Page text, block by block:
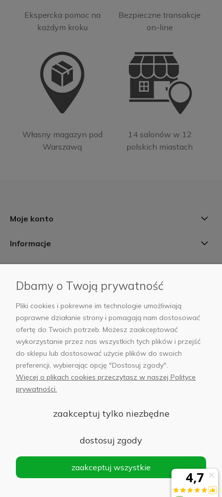
Ekspercka pomoc na
każdym kroku
Bezpieczne transakcje
on-line
Własny magazyn pod
Warszawą
14 salonów w 12
polskich miastach
Moje konto
Informacje
AB Foto
sklep@abfoto.pl
+48 797 971 275
Sp. z o.o.
Siedziba: 02-486 WARSZAWA, Al. Jerozolimskie 176, NIP
1132646403 KRS nr 0000271999
Dbamy o Twoją prywatność
Pliki cookies i pokrewne im technologie umożliwiają
poprawne działanie strony i pomagają nam dostosować
ofertę do Twoich potrzeb. Możesz zaakceptować
wykorzystanie przez nas wszystkich tych plików i przejść
do sklepu lub dostosować użycie plików do swoich
preferencji, wybierając opcję "Dostosuj zgody".
Więcej o plikach cookies przeczytasz w naszej Polityce
prywatności.
zaakceptuj tylko niezbędne
dostosuj zgody
zaakceptuj wszystkie